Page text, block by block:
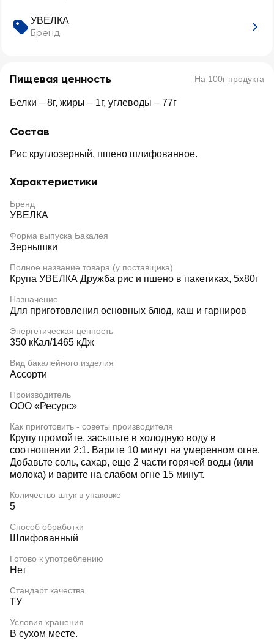
УВЕЛКА
Бренд
Пищевая ценность На 100г продукта
Белки – 8г, жиры – 1г, углеводы – 77г
Состав
Рис круглозерный, пшено шлифованное.
Характеристики
Бренд
УВЕЛКА
Форма выпуска Бакалея
Зернышки
Полное название товара (у поставщика)
Крупа УВЕЛКА Дружба рис и пшено в пакетиках, 5х80г
Назначение
Для приготовления основных блюд, каш и гарниров
Энергетическая ценность
350 кКал/1465 кДж
Вид бакалейного изделия
Ассорти
Производитель
ООО «Ресурс»
Как приготовить - советы производителя
Крупу промойте, засыпьте в холодную воду в
соотношении 2:1. Варите 10 минут на умеренном огне.
Добавьте соль, сахар, еще 2 части горячей воды (или
молока) и варите на слабом огне 15 минут.
Количество штук в упаковке
5
Способ обработки
Шлифованный
Готово к употреблению
Нет
Стандарт качества
ТУ
Условия хранения
В сухом месте.